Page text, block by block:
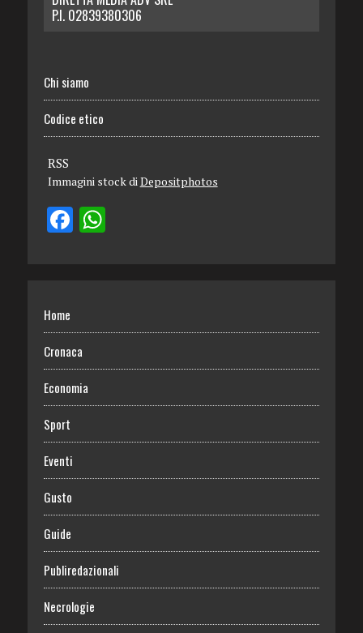
P.I. 02839380306
Chi siamo
Codice etico
RSS
Immagini stock diDepositphotos
Home
Cronaca
Economia
Sport
Eventi
Gusto
Guide
Publiredazionali
Necrologie